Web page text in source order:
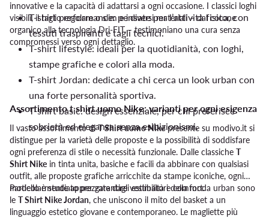
innovative e la capacità di adattarsi a ogni occasione. I classici loghi
visibili, il taglio regolare o slim e i diversi materiali – dal cotone
organico alla tecnologia Dri-FIT – testimoniano una cura senza
compromessi verso ogni dettaglio.
T-shirt performance: pensate per l’attività fisica, con
tessuti traspiranti e tagli tecnici.
T-shirt lifestyle: ideali per la quotidianità, con loghi,
stampe grafiche e colori alla moda.
T-shirt Jordan: dedicate a chi cerca un look urban con
una forte personalità sportiva.
T-shirt basic: design essenziale, per chi preferisce
sobrietà ed eleganza senza esibizionismi.
Assortimento t shirt uomo Nike: varianti per ogni esigenza
Il vasto assortimento diT Shirt uomo Nikepresente su modivo.it si
distingue per la varietà delle proposte e la possibilità di soddisfare
ogni preferenza di stile o necessità funzionale. Dalle classiche T
Shirt Nike in tinta unita, basiche e facili da abbinare con qualsiasi
outfit, alle proposte grafiche arricchite da stampe iconiche, ogni
modello è studiato per garantire vestibilità e comfort.
Particolarmente apprezzate dagli estimatori della moda urban sono
le T Shirt Nike Jordan, che uniscono il mito del basket a un
linguaggio estetico giovane e contemporaneo. Le magliette più